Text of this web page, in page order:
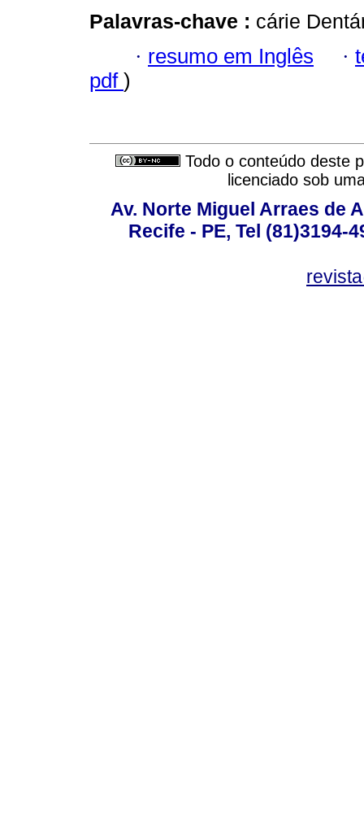
Palavras-chave : cárie
· resumo em Inglês ·
pdf )
Todo o conteúdo deste
licenciado sob
Av. Norte Miguel Arraes de
Recife - PE, Tel (81)3194-